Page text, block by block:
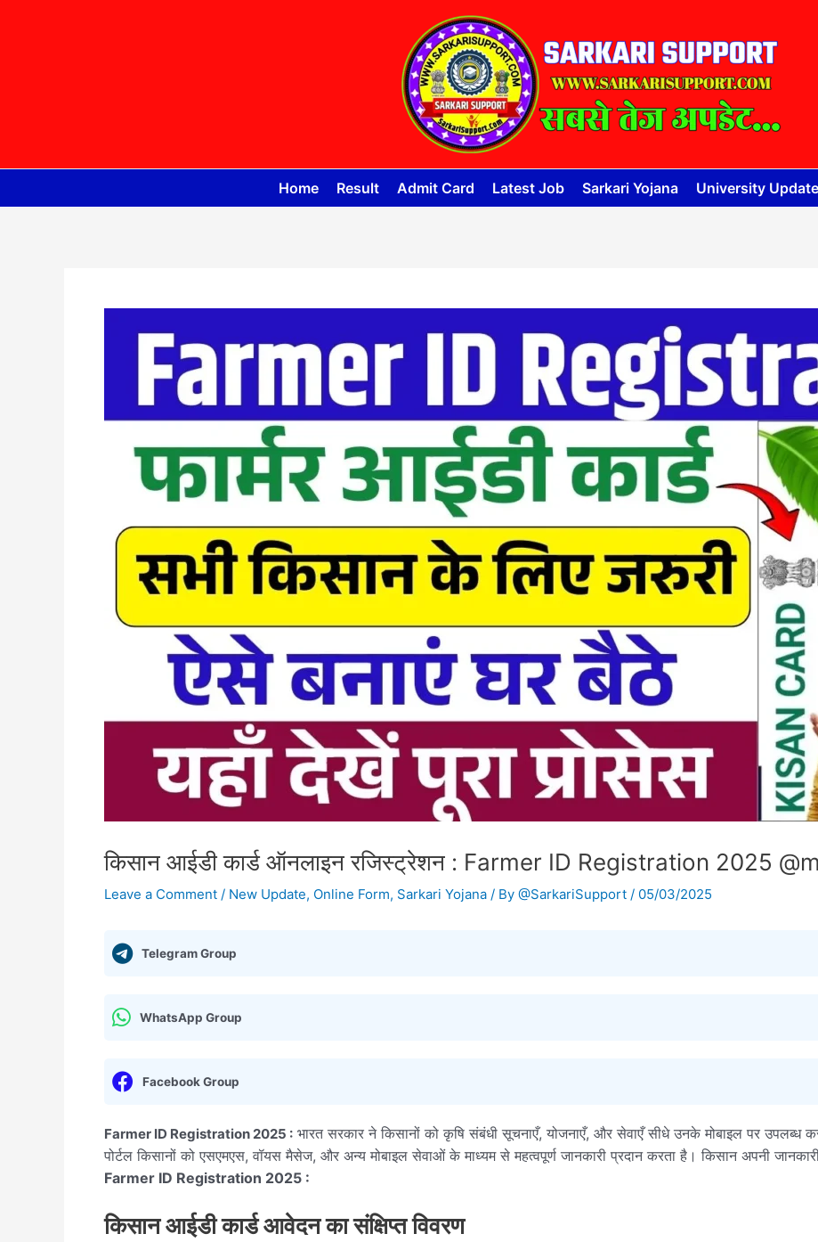
Home Result Admit Card Latest Job Sarkari Yojana University Update
किसान आईडी कार्ड ऑनलाइन रजिस्ट्रेशन : Farmer ID Registration 2025
Leave a Comment / New Update, Online Form, Sarkari Yojana / By @SarkariSupport / 05/03/2025
Telegram Group
WhatsApp Group
Facebook Group
Farmer ID Registration 2025 : भारत सरकार ने किसानों को कृषि संबंधी सूचनाएँ, योजनाएँ, और सेवाएँ सीधे उनके मोबाइल पर उपलब्ध
पोर्टल किसानों को एसएमएस, वॉयस मैसेज, और अन्य मोबाइल सेवाओं के माध्यम से महत्वपूर्ण जानकारी प्रदान करता है। किसान अपनी
Farmer ID Registration 2025 :
किसान आईडी कार्ड आवेदन का संक्षिप्त विवरण